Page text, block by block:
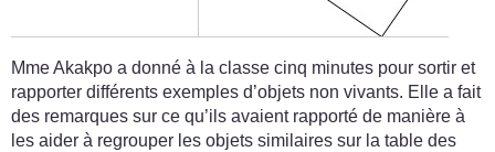
Mme Akakpo a donné à la classe cinq minutes pour sortir et
rapporter différents exemples d’objets non vivants. Elle a fait
des remarques sur ce qu’ils avaient rapporté de manière à
les aider à regrouper les objets similaires sur la table des